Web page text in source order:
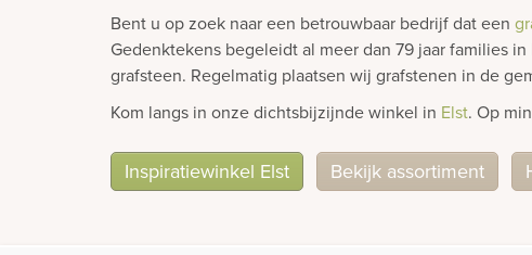
Bent u op zoek naar een betrouwbaar bedrijf dat een
Gedenktekens begeleidt al meer dan 79 jaar families
grafsteen. Regelmatig plaatsen wij grafstenen in de
Kom langs in onze dichtsbijzijnde winkel in Elst. Op
Inspiratiewinkel Elst Bekijk assortiment